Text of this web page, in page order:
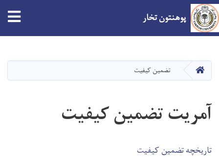
content
پوهنتون تخار
صفحه اصلیتضمین کیفیت
آمریت تضمین کیفیت
تاریخچه تضمین کیفیت